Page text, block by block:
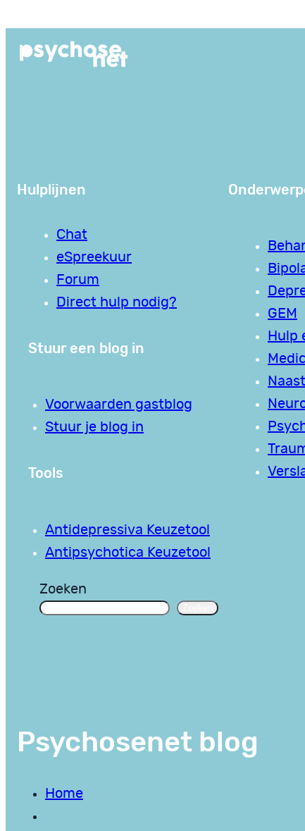
de
Hulplijnen
Chat
eSpreekuur
Forum
Direct hulp nodig?
Stuur een blog in
Voorwaarden gastblog
Stuur je blog in
Tools
Antidepressiva Keuzetool
Antipsychotica Keuzetool
GEM
Hulp
Zoeken
Psychosenet blog
Home